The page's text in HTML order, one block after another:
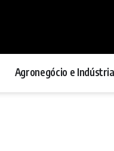
Agronegócio e Indústria